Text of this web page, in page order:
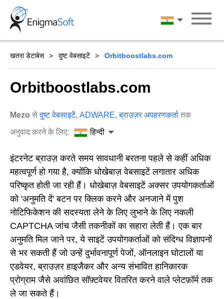
Skip
content
हिन्दी
खतरा डेटाबेस दुष्ट वेबसाइटें Orbitboostlabs.com
Orbitboostlabs.com
Mezo सेदुष्ट वेबसाइटें, ADWARE,ब्राउज़र अपहरणकर्ता तक
अनुवाद करने के लिए:
हिन्दी
इंटरनेट ब्राउज़ करते समय सावधानी बरतना पहले से कहीं अधिक
महत्वपूर्ण हो गया है, क्योंकि धोखेबाज़ वेबसाइटें लगातार अधिक
परिष्कृत होती जा रही हैं। धोखेबाज़ वेबसाइटें अक्सर उपयोगकर्ताओं
को 'अनुमति दें' बटन पर क्लिक करने और अनजाने में पुश
नोटिफिकेशन की सदस्यता लेने के लिए लुभाने के लिए नकली
CAPTCHA जांच जैसी तकनीकों का सहारा लेती हैं। एक बार
अनुमति मिल जाने पर, ये साइटें उपयोगकर्ताओं को संदिग्ध विज्ञापनों
से भर सकती हैं जो उन्हें दुर्भावनापूर्ण पेजों, ऑनलाइन घोटालों या
एडवेयर, ब्राउज़र हाइजैकर और अन्य संभावित हानिकारक
प्रोग्राम जैसे अवांछित सॉफ़्टवेयर वितरित करने वाले प्लेटफ़ॉर्म तक
ले जा सकते हैं।